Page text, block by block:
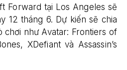
Forward tại Los Angeles sẽ
12 tháng 6. Dự kiến sẽ chia
chơi như Avatar: Frontiers of
XDefiant và Assassin’s